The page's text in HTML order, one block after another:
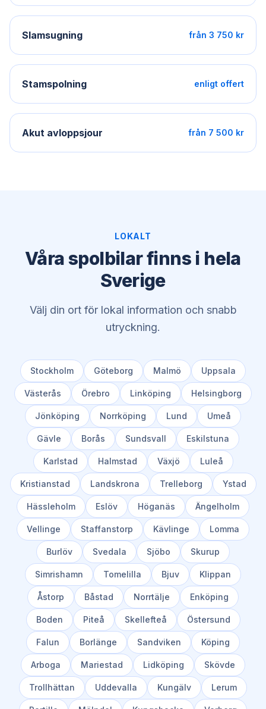
Slamsugning från 3 750 kr
Stamspolning enligt offert
Akut avloppsjour från 7 500 kr
LOKALT
Våra spolbilar finns i hela
Sverige
Välj din ort för lokal information och snabb
utryckning.
Stockholm Göteborg Malmö Uppsala
Västerås Örebro Linköping Helsingborg
Jönköping Norrköping Lund Umeå
Gävle Borås Sundsvall Eskilstuna
Karlstad Halmstad Växjö Luleå
Kristianstad Landskrona Trelleborg Ystad
Hässleholm Eslöv Höganäs Ängelholm
Vellinge Staffanstorp Kävlinge Lomma
Burlöv Svedala Sjöbo Skurup
Simrishamn Tomelilla Bjuv Klippan
Åstorp Båstad Norrtälje Enköping
Boden Piteå Skellefteå Östersund
Falun Borlänge Sandviken Köping
Arboga Mariestad Lidköping Skövde
Trollhättan Uddevalla Kungälv Lerum